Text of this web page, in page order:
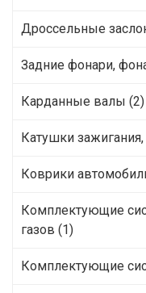
Дроссельные
Задние фонари,
Карданные валы (2)
Катушки
Коврики
Комплектующие
газов (1)
Комплектующие